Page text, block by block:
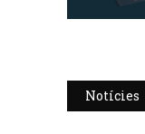
Notícies